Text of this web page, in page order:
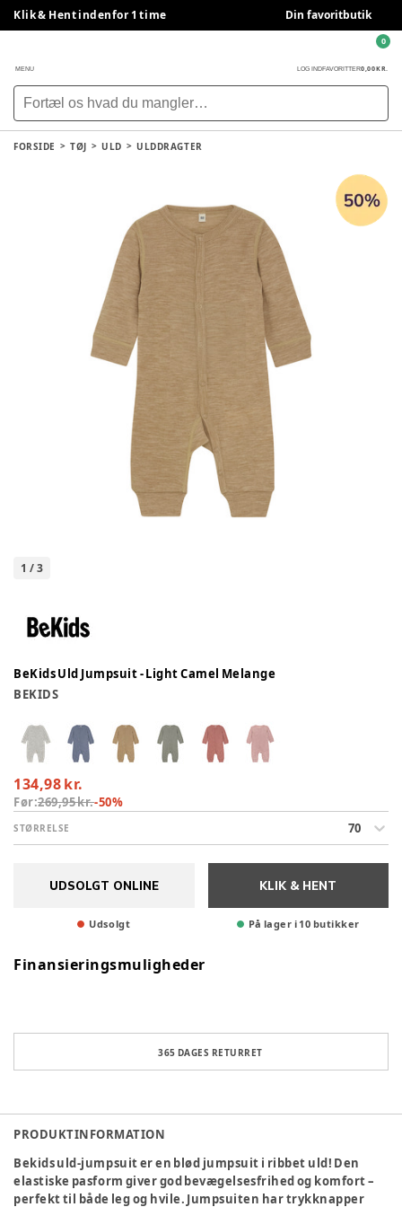
Klik & Hent indenfor 1 time Din favoritbutik
MENU LOG INDFAVORITTER0,00 KR.
0
FORSIDE TØJ ULD ULDDRAGTER
1 /3
BeKids Uld Jumpsuit - Light Camel Melange
BEKIDS
134,98 kr.
Før:269,95 kr.-50%
STØRRELSE 70
UDSOLGT ONLINE
Udsolgt
KLIK & HENT
På lager i 10 butikker
Finansieringsmuligheder
365 DAGES RETURRET
PRODUKTINFORMATION
Bekids uld-jumpsuit er en blød jumpsuit i ribbet uld! Den
elastiske pasform giver god bevægelsesfrihed og komfort –
perfekt til både leg og hvile. Jumpsuiten har trykknapper